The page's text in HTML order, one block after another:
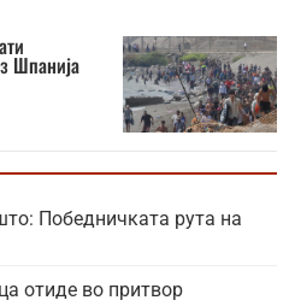
Шпанија
Победничката рута на
отиде во притвор